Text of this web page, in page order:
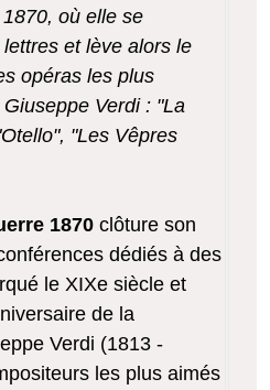
où elle se
et lève alors le
opéras les plus
Verdi : "La
"Les Vêpres
1870 clôture son
dédiés à des
le XIXe siècle et
de la
Verdi (1813 -
les plus aimés